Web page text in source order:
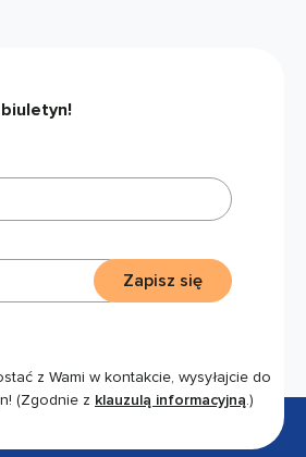
z Wami w kontakcie, wysyłajcie do
(Zgodnie z klauzulą informacyjną.)
Zapisz się